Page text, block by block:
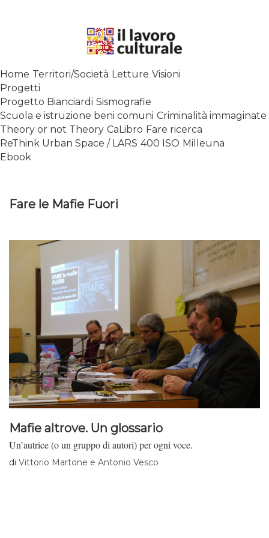
SPALANCARE LE FINESTRE DEI
CONTEMPORANEO
Home Territori/Società Letture Visioni
Progetti
Progetto Bianciardi Sismografie
Scuola e istruzione beni comuni Criminalità immaginate
Theory or not Theory CaLibro Fare ricerca
ReThink Urban Space / LARS 400 ISO Milleuna
Ebook
Fare le Mafie Fuori
Mafie altrove. Un glossario
Un’autrice (o un gruppo di autori) per ogni voce.
di Vittorio Martone e Antonio Vesco